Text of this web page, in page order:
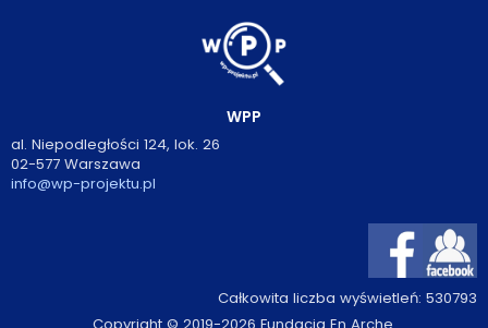
FAQ
Kontakt
WPP
al. Niepodległości 124, lok. 26
02-577 Warszawa
info@wp-projektu.pl
Całkowita liczba wyświetleń: 530793